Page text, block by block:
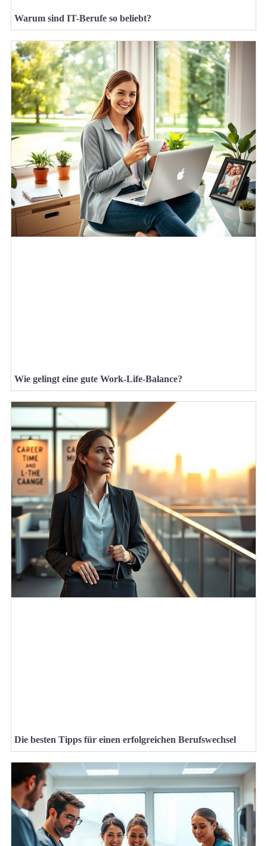
Warum sind IT-Berufe so beliebt?
Wie gelingt eine gute Work-Life-Balance?
Die besten Tipps für einen erfolgreichen Berufswechsel